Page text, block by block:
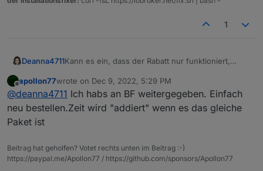
Habe ich das richtig verstanden:
Vis Adapter
funktioniert? Ich folgere bzw. vermute:
Funktionalität so lange erhalten, bis ioBroker
Verbindung vorhanden UND VIS Adapter neu
Andere Komponenten wie History und FLOT
sind davon nicht betroffen?
1
Deanna4711Kann es ein, dass der Rabatt nur funktioniert,
der Rabatt nicht angerechnet wird, wenn ich auf
"Nachbestellen" gehe?
Oder habe ich einen Denkfehler?
Offline
apollon77wrote on Dec 9, 2022, 5:29 PM
last edited by
@deanna4711 Ich habs an BF weitergegeben. Einfach
neu bestellen.Zeit wird "addiert" wenn es das gleiche
Paket ist
Beitrag hat geholfen? Votet rechts unten im Beitrag :-)
https://paypal.me/Apollon77 / https://github.com/sponsors/Apollon77